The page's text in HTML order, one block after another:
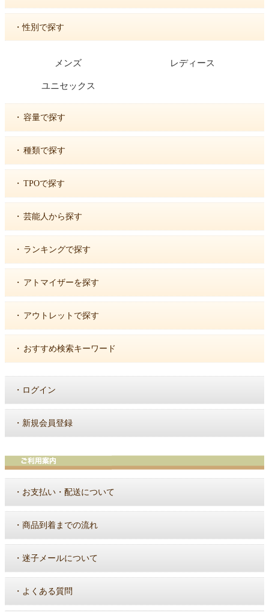
・性別で探す
メンズ レディース
ユニセックス
・ 容量で探す
・ 種類で探す
・ TPOで探す
・ 芸能人から探す
・ ランキングで探す
・ アトマイザーを探す
・ アウトレットで探す
・ おすすめ検索キーワード
・ ログイン
・ 新規会員登録
・ お支払い・配送について
・ 商品到着までの流れ
・ 迷子メールについて
・ よくある質問